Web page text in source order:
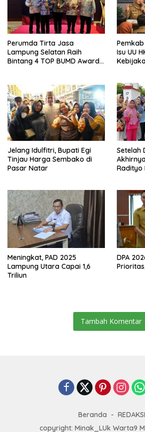
Perumda Tirta Jasa
Lampung Selatan Raih
Bintang 4 TOP BUMD Awards
Isu UU
Jelang Idulfitri, Bupati Egi
Tinjau Harga Sembako di
Pasar Natar
Setelah
Radityo
Meningkat, PAD 2025
Lampung Utara Capai 1,6
Triliun
DPA
Tambah Komentar
Beranda
REDAKSI
copyright: Minak_LUk Warta9